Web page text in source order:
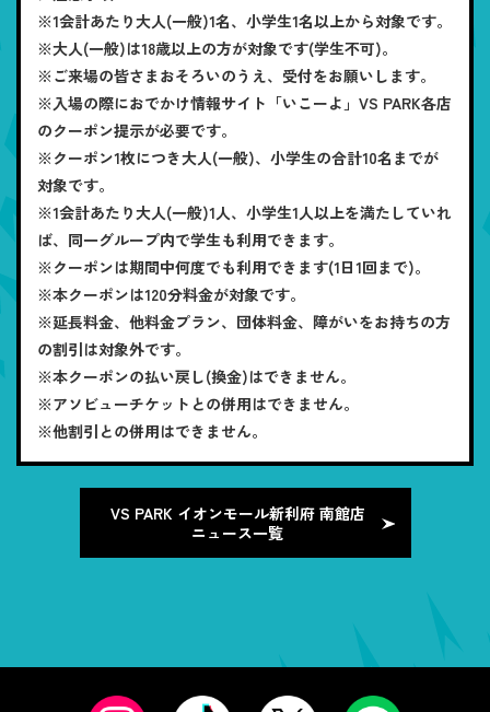
※1会計あたり大人(一般)1名、小学生1名以上から対象です。
※大人(一般)は18歳以上の方が対象です(学生不可)。
※ご来場の皆さまおそろいのうえ、受付をお願いします。
※入場の際におでかけ情報サイト「いこーよ」VS PARK各店
のクーポン提示が必要です。
※クーポン1枚につき大人(一般)、小学生の合計10名までが
対象です。
※1会計あたり大人(一般)1人、小学生1人以上を満たしていれ
ば、同一グループ内で学生も利用できます。
※クーポンは期間中何度でも利用できます(1日1回まで)。
※本クーポンは120分料金が対象です。
※延長料金、他料金プラン、団体料金、障がいをお持ちの方
の割引は対象外です。
※本クーポンの払い戻し(換金)はできません。
※アソビューチケットとの併用はできません。
※他割引との併用はできません。
VS PARK イオンモール新利府 南館店
ニュース一覧